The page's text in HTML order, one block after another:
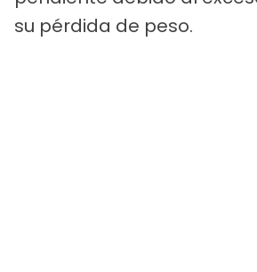
su pérdida de peso.